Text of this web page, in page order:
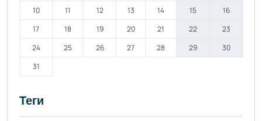
10
11 12 13 14 15
16
17
18 19 20 21 22
23
24
25 26 27 28 29
30
31
Теги